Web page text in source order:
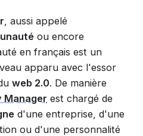
, aussi appelé
ou encore
en français est un
apparu avec l'essor
web 2.0. De manière
Manager est chargé de
d'une entreprise, d'une
ou d'une personnalité